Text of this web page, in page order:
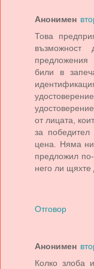
Анонимен
Това
възможност
предложения
били в
от лицата,
за
цена. Няма
предложил
него ли щяхте
Отговор
Анонимен
Колко злоба